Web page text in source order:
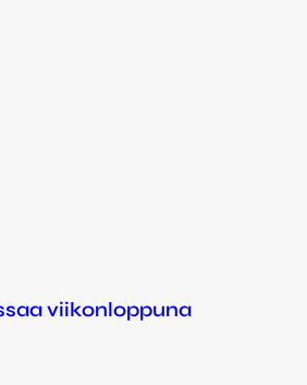
viikonloppuna